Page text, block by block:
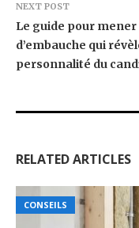
NEXT POST
Le guide pour
d’embauche qui
personnalité du
RELATED ARTICLES
CONSEILS